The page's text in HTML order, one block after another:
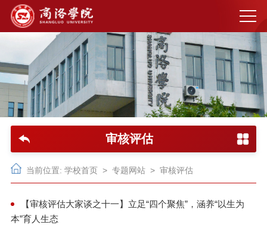
审核评估
当前位置: 学校首页 > 专题网站> 审核评估
【审核评估大家谈之十一】立足“四个聚焦”，涵养“以生为
本”育人生态